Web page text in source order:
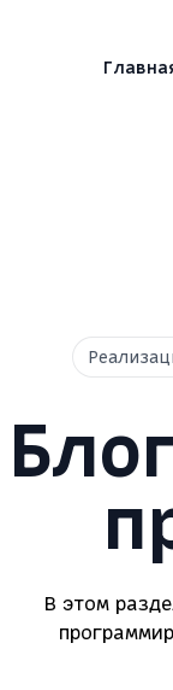
В этом